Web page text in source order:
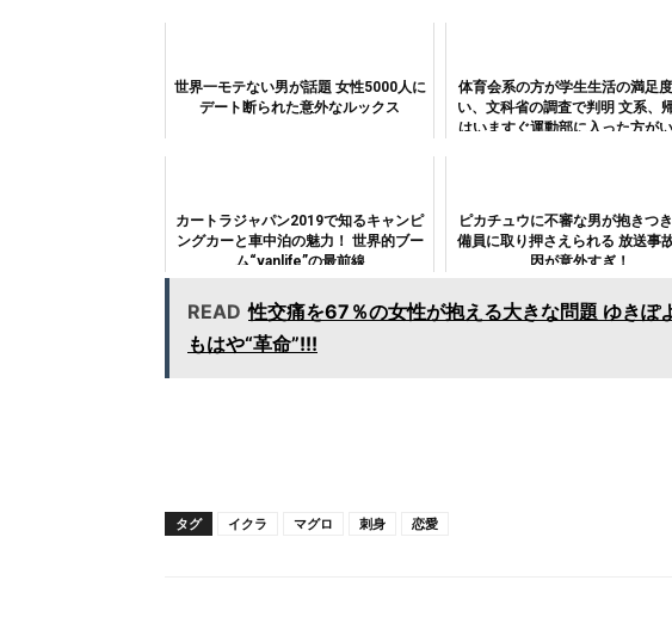
世界一モテない男が話題 女性5000人に
デート断られた意外なルックス
体育会系の方が学生生活の満足
い、文科省の調査で判明 文系、
はいますぐ運動部に入った方が
カートラジャパン2019で知るキャンピ
ングカーと車中泊の魅力！ 世界的ブー
ム“vanlife”の最前線
ピカチュウに不審な男が抱きつ
備員に取り押さえられる 放送事
因が意外すぎ！
READ 性交痛を67％の女性が抱える大きな問題 ゆきぽ
もはや“革命”!!!
タグ イクラ マグロ 刺身 恋愛